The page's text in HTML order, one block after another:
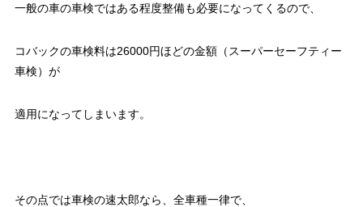
一般の車の車検ではある程度整備も必要になってくるので、
コバックの車検料は26000円ほどの金額（スーパーセーフティー
車検）が
適用になってしまいます。
その点では車検の速太郎なら、全車種一律で、